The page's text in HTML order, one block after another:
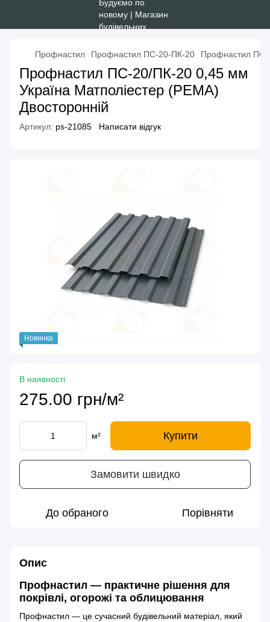
Профнастил Профнастил ПС-20-ПК-20 Профнастил ПС-
Профнастил ПС-20/ПК-20 0,45 мм
Україна Матполіестер (PEMA)
Двосторонній
Артикул: ps-21085 Написати відгук
Новинка
В наявності
275.00 грн/м²
м² Купити
Замовити швидко
До обраного Порівняти
Опис
Профнастил — практичне рішення для
покрівлі, огорожі та облицювання
Профнастил — це сучасний будівельний матеріал, який